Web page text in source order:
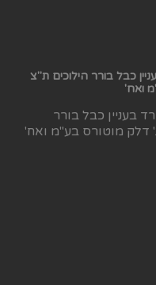
כבל בורר הילוכים ת"צ
בעניין כבל בורר
62688-05-24: חדד נ' דלק מוטורס בע"מ ואח'